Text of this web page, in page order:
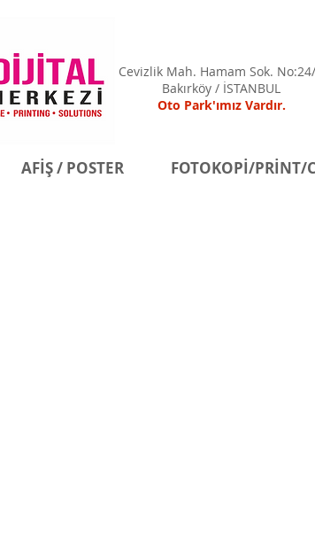
AFİŞ / POSTER FOTOKOPİ/PRİNT/
Cevizlik Mah. Hamam Sok.
Bakırköy / İSTANBUL
Oto Park'ımız Vardır.